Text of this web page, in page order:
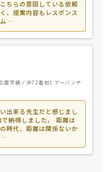
ちらの意図している依頼
、提案内容もレスポンス
…
面字樋ノ沖72番地1 アーバンテ
出来る先生だと感じまし
納得しました。 距離は
時代、距離は関係ないか
…